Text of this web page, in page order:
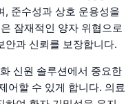
, 준수성과 상호 운용성을
잠재적인 양자 위협으로
안과 신뢰를 보장합니다.
신원 솔루션에서 중요한
어할 수 있게 합니다. 의료